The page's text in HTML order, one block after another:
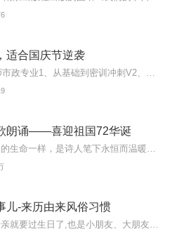
适合国庆节逆袭
朗诵——喜迎祖国72华诞
儿-来历由来风俗习惯